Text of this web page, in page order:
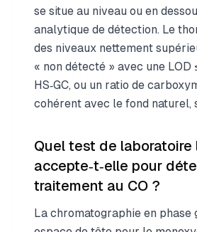
se situe au niveau ou en
analytique de détection. Le
des niveaux nettement
« non détecté » avec une
HS‑GC, ou un ratio de
cohérent avec le fond naturel,
Quel test de laboratoire
accepte‑t‑elle pour
traitement au CO ?
La chromatographie en phase